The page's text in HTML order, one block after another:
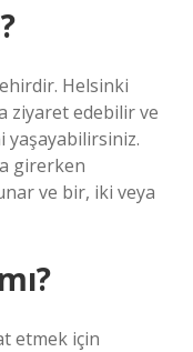
Helsinki
ziyaret edebilir ve
yaşayabilirsiniz.
girerken
ve bir, iki veya
etmek için